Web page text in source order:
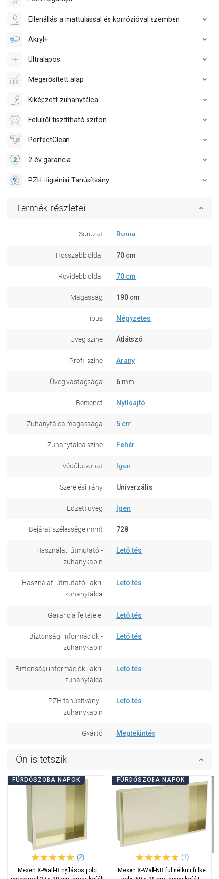
Ellenállás a mattulással és korrózióval szemben
Akryl+
Ultralapos
Megerősített alap
Kiképzett zuhanytálca
Felülről tisztítható szifon
PerfectClean
2 év garancia
PZH Higiéniai Tanúsítvány
Termék részletei
Sorozat Roma
Hosszabb oldal 70 cm
Rövidebb oldal 70 cm
Magasság 190 cm
Típus Négyzetes
Üveg színe Átlátszó
Profil színe Arany
Üveg vastagsága 6 mm
Bemenet Nyílóajtó
Zuhanytálca magassága 5 cm
Zuhanytálca színe Fehér
Védőbevonat Igen
Szerelési irány Univerzális
Edzett üveg Igen
Bejárat szélessége (mm) 728
Használati útmutató -
zuhanykabin
Letöltés
Használati útmutató - akril
zuhanytálca
Letöltés
Garancia feltételei Letöltés
Biztonsági információk -
zuhanykabin
Letöltés
Biztonsági információk - akril
zuhanytálca
Letöltés
PZH tanúsítvány -
zuhanykabin
Letöltés
Gyártó Megtekintés
Ön is tetszik
FÜRDŐSZOBA NAPOK
(2)
Mexen X-Wall-R nyílásos polc
FÜRDŐSZOBA NAPOK
(1)
Mexen X-Wall-NR fül nélküli fülke